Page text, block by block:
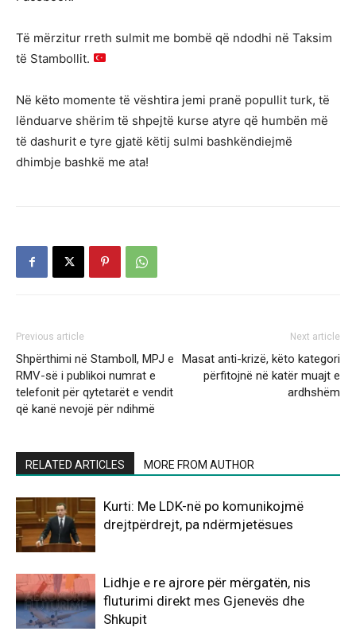
Të mërzitur rreth sulmit me bombë që ndodhi në Taksim
të Stambollit.
Në këto momente të vështira jemi pranë popullit turk, të
lënduarve shërim të shpejtë kurse atyre që humbën më
të dashurit e tyre gjatë këtij sulmi bashkëndiejmë
dhimbje bashkë me ata!
Previous article
Shpërthimi në Stamboll, MPJ e
RMV-së i publikoi numrat e
telefonit për qytetarët e vendit
që kanë nevojë për ndihmë
Next article
Masat anti-krizë, këto kategori
përfitojnë në katër muajt e
ardhshëm
RELATED ARTICLES MORE FROM AUTHOR
Kurti: Me LDK-në po komunikojmë
drejtpërdrejt, pa ndërmjetësues
Lidhje e re ajrore për mërgatën, nis
fluturimi direkt mes Gjenevës dhe
Shkupit